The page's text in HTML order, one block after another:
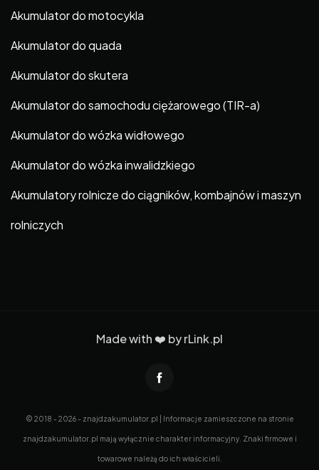
Akumulator do motocykla
Akumulator do quada
Akumulator do skutera
Akumulator do samochodu ciężarowego (TIR-a)
Akumulator do wózka widłowego
Akumulator do wózka inwalidzkiego
Akumulatory rolnicze do ciągników, kombajnów i maszyn
rolniczych
Made with ❤️ byrLink.pl
© 2018 - 2026 - znajdzakumulator.pl | Informacje zamieszczone na stronie
znajdzakumulator.pl mają wyłącznie charakter informacyjny. Znaki firmowe i
towarowe należą do ich właścicieli.